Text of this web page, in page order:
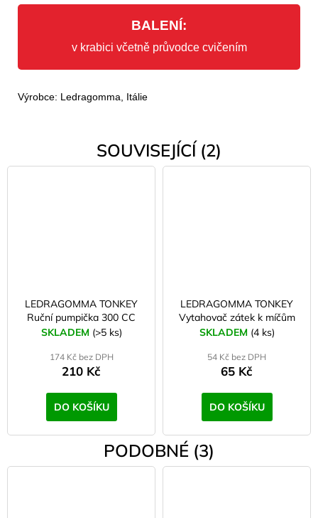
BALENÍ:
v krabici včetně průvodce cvičením
Výrobce: Ledragomma, Itálie
SOUVISEJÍCÍ (2)
LEDRAGOMMA TONKEY
Ruční pumpička 300 CC
SKLADEM (>5 ks)
174 Kč bez DPH
210 Kč
DO KOŠÍKU
LEDRAGOMMA TONKEY
Vytahovač zátek k míčům
SKLADEM (4 ks)
54 Kč bez DPH
65 Kč
DO KOŠÍKU
PODOBNÉ (3)